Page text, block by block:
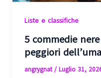
Liste e classifiche
5 commedie
peggiori
angrygnat/ Luglio 31,